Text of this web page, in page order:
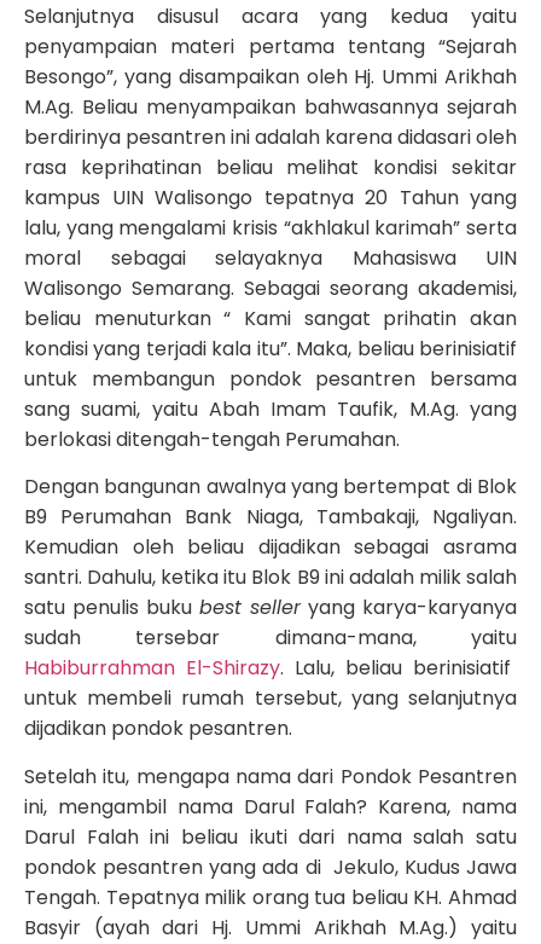
Selanjutnya disusul acara yang kedua yaitu
penyampaian materi pertama tentang “Sejarah
Besongo”, yang disampaikan oleh Hj. Ummi Arikhah
M.Ag. Beliau menyampaikan bahwasannya sejarah
berdirinya pesantren ini adalah karena didasari oleh
rasa keprihatinan beliau melihat kondisi sekitar
kampus UIN Walisongo tepatnya 20 Tahun yang
lalu, yang mengalami krisis “akhlakul karimah” serta
moral sebagai selayaknya Mahasiswa UIN
Walisongo Semarang. Sebagai seorang akademisi,
beliau menuturkan “ Kami sangat prihatin akan
kondisi yang terjadi kala itu”. Maka, beliau berinisiatif
untuk membangun pondok pesantren bersama
sang suami, yaitu Abah Imam Taufik, M.Ag. yang
berlokasi ditengah-tengah Perumahan.
Dengan bangunan awalnya yang bertempat di Blok
B9 Perumahan Bank Niaga, Tambakaji, Ngaliyan.
Kemudian oleh beliau dijadikan sebagai asrama
santri. Dahulu, ketika itu Blok B9 ini adalah milik salah
satu penulis buku best selleryang karya-karyanya
sudah tersebar dimana-mana, yaitu
Habiburrahman El-Shirazy. Lalu, beliau berinisiatif
untuk membeli rumah tersebut, yang selanjutnya
dijadikan pondok pesantren.
Setelah itu, mengapa nama dari Pondok Pesantren
ini, mengambil nama Darul Falah? Karena, nama
Darul Falah ini beliau ikuti dari nama salah satu
pondok pesantren yang ada di Jekulo, Kudus Jawa
Tengah. Tepatnya milik orang tua beliau KH. Ahmad
Basyir (ayah dari Hj. Ummi Arikhah M.Ag.) yaitu